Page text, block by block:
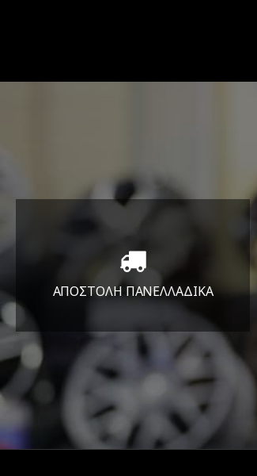
ΑΠΟΣΤΟΛΗ ΠΑΝΕΛΛΑΔΙΚA
Όπου και αν είστε θα σας
στείλουμε τα ελαστικά σας